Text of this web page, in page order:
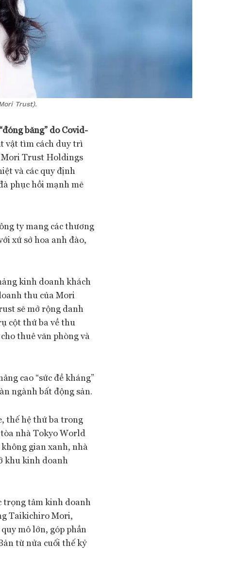
Trust).
băng” do Covid-
vật tìm cách duy trì
Mori Trust Holdings
và các quy định
phục hồi mạnh mẽ
ty mang các thương
xứ sở hoa anh đào,
kinh doanh khách
thu của Mori
sẽ mở rộng danh
cột thứ ba về thu
thuê văn phòng và
cao “sức đề kháng”
ngành bất động sản.
thế hệ thứ ba trong
nhà Tokyo World
gian xanh, nhà
khu kinh doanh
trọng tâm kinh doanh
Taikichiro Mori,
mô lớn, góp phần
từ nửa cuối thế kỷ